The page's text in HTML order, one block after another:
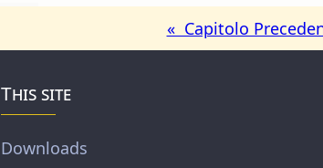
« Capitolo
This site
Downloads